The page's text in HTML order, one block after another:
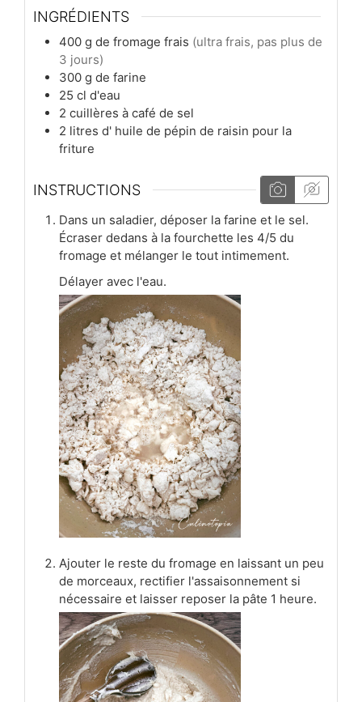
INGRÉDIENTS
400 g de fromage frais (ultra frais, pas plus de
3 jours)
300 g de farine
25 cl d'eau
2 cuillères à café de sel
2 litres d' huile de pépin de raisin pour la
friture
INSTRUCTIONS
Dans un saladier, déposer la farine et le sel.
Écraser dedans à la fourchette les 4/5 du
fromage et mélanger le tout intimement.
Délayer avec l'eau.
Ajouter le reste du fromage en laissant un peu
de morceaux, rectifier l'assaisonnement si
nécessaire et laisser reposer la pâte 1 heure.